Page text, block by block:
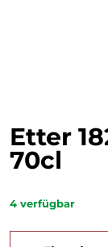
Etter
70cl
4 verfügbar